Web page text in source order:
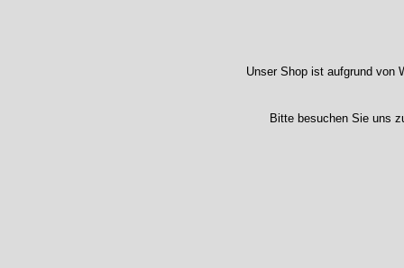
Unser Shop ist aufgrund von
Bitte besuchen Sie uns